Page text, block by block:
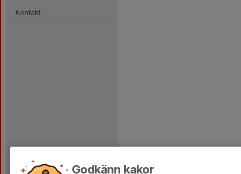
Kontakt
Godkänn kakor